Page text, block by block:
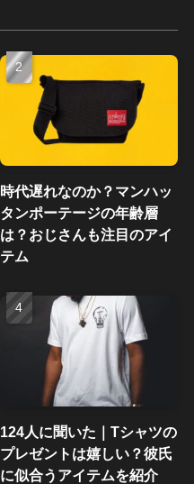
時代遅れなのか？マンハッ
タンポーテージの年齢層
は？おじさんも注目のアイ
テム
124人に聞いた｜Tシャツの
プレゼントは嬉しい？彼氏
に似合うアイテムを紹介